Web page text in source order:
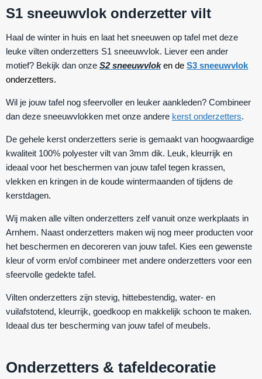
S1 sneeuwvlok onderzetter vilt
Haal de winter in huis en laat het sneeuwen op tafel met deze
leuke vilten onderzetters S1 sneeuwvlok. Liever een ander
motief? Bekijk dan onze S2 sneeuwvlok en de S3 sneeuwvlok
onderzetters.
Wil je jouw tafel nog sfeervoller en leuker aankleden? Combineer
dan deze sneeuwvlokken met onze andere kerst onderzetters.
De gehele kerst onderzetters serie is gemaakt van hoogwaardige
kwaliteit 100% polyester vilt van 3mm dik. Leuk, kleurrijk en
ideaal voor het beschermen van jouw tafel tegen krassen,
vlekken en kringen in de koude wintermaanden of tijdens de
kerstdagen.
Wij maken alle vilten onderzetters zelf vanuit onze werkplaats in
Arnhem. Naast onderzetters maken wij nog meer producten voor
het beschermen en decoreren van jouw tafel. Kies een gewenste
kleur of vorm en/of combineer met andere onderzetters voor een
sfeervolle gedekte tafel.
Vilten onderzetters zijn stevig, hittebestendig, water- en
vuilafstotend, kleurrijk, goedkoop en makkelijk schoon te maken.
Ideaal dus ter bescherming van jouw tafel of meubels.
Onderzetters & tafeldecoratie